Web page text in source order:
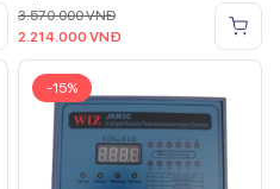
3.570.000VNĐ
2.214.000 VNĐ
-15%